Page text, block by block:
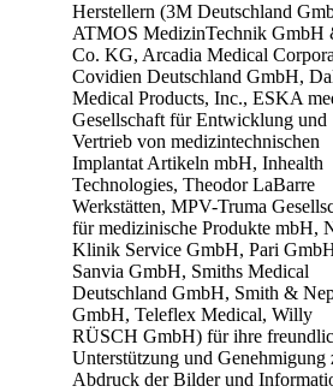
Herstellern (3M Deutschland
ATMOS MedizinTechnik GmbH
Co. KG, Arcadia Medical
Covidien Deutschland GmbH,
Medical Products, Inc., ESKA
Gesellschaft für Entwicklung und
Vertrieb von medizintechnischen
Implantat Artikeln mbH, Inhealth
Technologies, Theodor LaBarre
Werkstätten, MPV-Truma
für medizinische Produkte mbH,
Klinik Service GmbH, Pari
Sanvia GmbH, Smiths Medical
Deutschland GmbH, Smith &
GmbH, Teleflex Medical, Willy
RÜSCH GmbH) für ihre
Unterstützung und Genehmigung
Abdruck der Bilder und